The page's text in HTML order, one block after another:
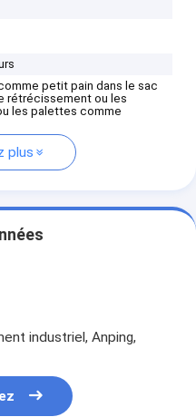
petit pain dans le sac
rétrécissement ou les
les palettes comme
plus
industriel, Anping,